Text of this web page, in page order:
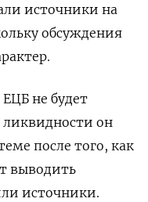
источники на
обсуждения
не будет
ликвидности он
после того, как
выводить
источники.